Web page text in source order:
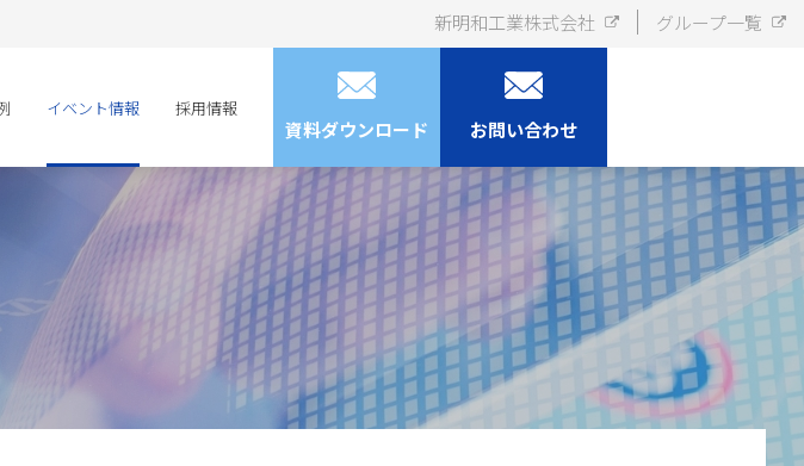
イベント情報 採用情報
資料ダウンロード お問い合わせ
新明和工業株式会社 グループ一覧